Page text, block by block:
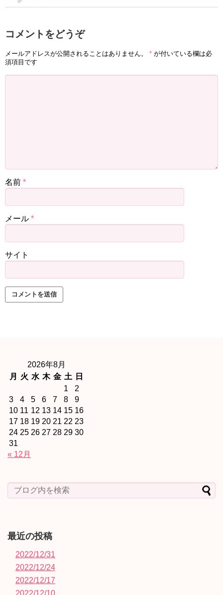
コメントをどうぞ
メールアドレスが公開されることはありません。 * が付いている欄は必
須項目です
名前 *
メール *
サイト
2026年8月
月
火 水 木 金 土
日
1
2
3
4 5 6 7 8
9
10 11 12 13 14 15 16
17 18 19 20 21 22 23
24 25 26 27 28 29 30
31
« 12月
最近の投稿
2022/12/31
2022/12/24
2022/12/17
2022/12/10